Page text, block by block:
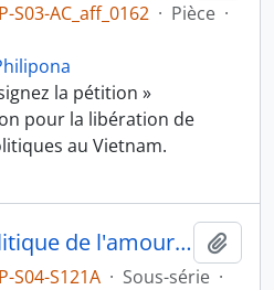
S03-AC_aff_0162 · Pièce ·
la pétition »
pour la libération de
au Vietnam.
« La dimension politique de l'amour chrétien... »
S04-S121A · Sous-série ·